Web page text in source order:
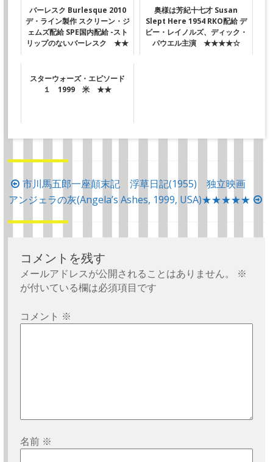
バーレスク Burlesque 2010
デ・ライン製作 スクリーン・ジ
ェムズ配給 SPE国内配給 -スト
リップのないバーレスク ★★
奥様は芳紀十七才 Susan
Slept Here 1954 RKO配給 デ
ビー・レイノルズ、ディック・
パウエル主演 ★★★★☆
スターウォーズ・エピソード
１ 1999 米 ★★
投
稿
ナ
ビ
市川馬五郎一座顛末記 浮草日記(1955) 独立映画
アンジェラの灰(Angela’s Ashes, 1999, USA)★★★★★
コメントを残す
メールアドレスが公開されることはありません。
※
が付いている欄は必須項目です
コメント ※
名前 ※